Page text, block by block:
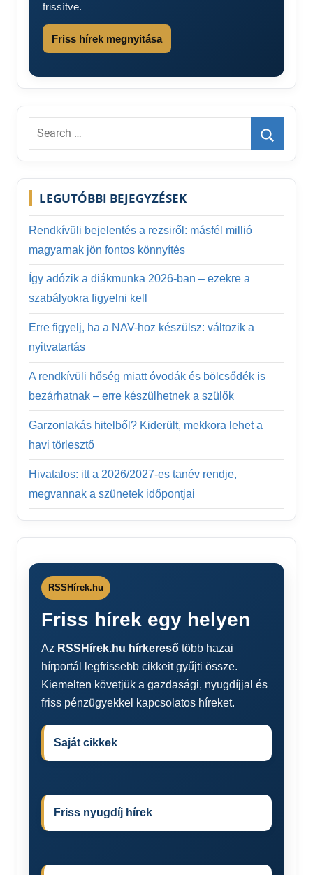
frissítve.
Friss hírek megnyitása
Search
for:
Search
LEGUTÓBBI BEJEGYZÉSEK
Rendkívüli bejelentés a rezsiről: másfél millió
magyarnak jön fontos könnyítés
Így adózik a diákmunka 2026-ban – ezekre a
szabályokra figyelni kell
Erre figyelj, ha a NAV-hoz készülsz: változik a
nyitvatartás
A rendkívüli hőség miatt óvodák és bölcsődék is
bezárhatnak – erre készülhetnek a szülők
Garzonlakás hitelből? Kiderült, mekkora lehet a
havi törlesztő
Hivatalos: itt a 2026/2027-es tanév rendje,
megvannak a szünetek időpontjai
RSSHírek.hu
Friss hírek egy helyen
Az RSSHírek.hu hírkereső több hazai
hírportál legfrissebb cikkeit gyűjti össze.
Kiemelten követjük a gazdasági, nyugdíjjal és
friss pénzügyekkel kapcsolatos híreket.
Saját cikkek
Friss nyugdíj hírek